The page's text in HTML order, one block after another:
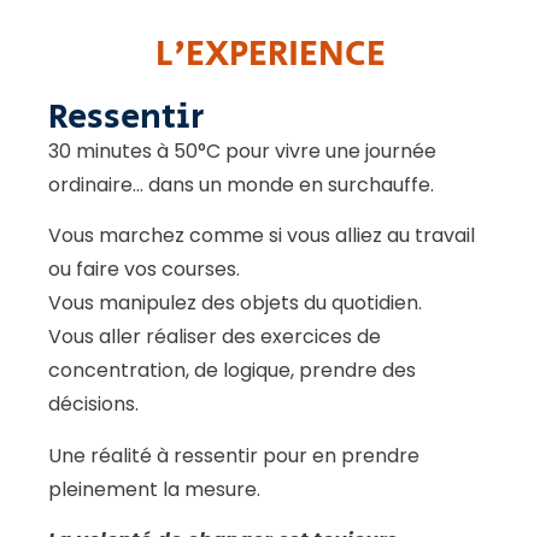
L'EXPERIENCE
Ressentir
30 minutes à 50°C pour vivre une journée
ordinaire… dans un monde en surchauffe.
Vous marchez comme si vous alliez au travail
ou faire vos courses.
Vous manipulez des objets du quotidien.
Vous aller réaliser des exercices de
concentration, de logique, prendre des
décisions.
Une réalité à ressentir pour en prendre
pleinement la mesure.